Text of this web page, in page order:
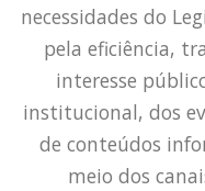
necessidades do
pela eficiência,
interesse
institucional, dos
de conteúdos
meio dos